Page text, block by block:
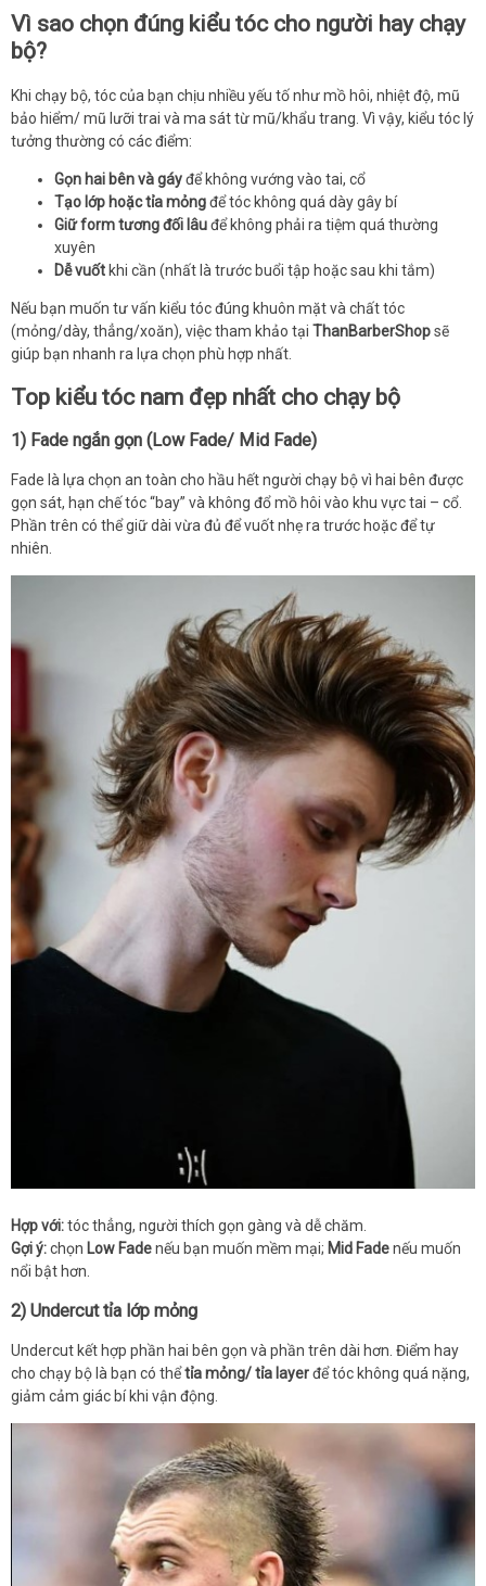
Vì sao chọn đúng kiểu tóc cho người hay chạy
bộ?
Khi chạy bộ, tóc của bạn chịu nhiều yếu tố như mồ hôi, nhiệt độ, mũ
bảo hiểm/ mũ lưỡi trai và ma sát từ mũ/khẩu trang. Vì vậy, kiểu tóc lý
tưởng thường có các điểm:
Gọn hai bên và gáyđể không vướng vào tai, cổ
Tạo lớp hoặc tỉa mỏngđể tóc không quá dày gây bí
Giữ form tương đối lâuđể không phải ra tiệm quá thường
xuyên
Dễ vuốtkhi cần (nhất là trước buổi tập hoặc sau khi tắm)
Nếu bạn muốn tư vấn kiểu tóc đúng khuôn mặt và chất tóc
(mỏng/dày, thẳng/xoăn), việc tham khảo tại ThanBarberShopsẽ
giúp bạn nhanh ra lựa chọn phù hợp nhất.
Top kiểu tóc nam đẹp nhất cho chạy bộ
1) Fade ngắn gọn (Low Fade/ Mid Fade)
Fade là lựa chọn an toàn cho hầu hết người chạy bộ vì hai bên được
gọn sát, hạn chế tóc “bay” và không đổ mồ hôi vào khu vực tai – cổ.
Phần trên có thể giữ dài vừa đủ để vuốt nhẹ ra trước hoặc để tự
nhiên.
Hợp với:tóc thẳng, người thích gọn gàng và dễ chăm.
Gợi ý:chọn Low Fadenếu bạn muốn mềm mại; Mid Fadenếu muốn
nổi bật hơn.
2) Undercut tỉa lớp mỏng
Undercut kết hợp phần hai bên gọn và phần trên dài hơn. Điểm hay
cho chạy bộ là bạn có thểtỉa mỏng/ tỉa layerđể tóc không quá nặng,
giảm cảm giác bí khi vận động.